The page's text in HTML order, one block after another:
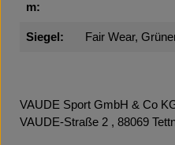
m:
Siegel: Fair Wear,
VAUDE Sport GmbH & Co
VAUDE-Straße 2 , 88069